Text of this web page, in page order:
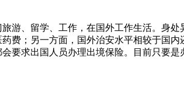
游、留学、工作，在国外工作生活。身
费；另一方面，国外治安水平相较于国
要求出国人员办理出境保险。目前只要